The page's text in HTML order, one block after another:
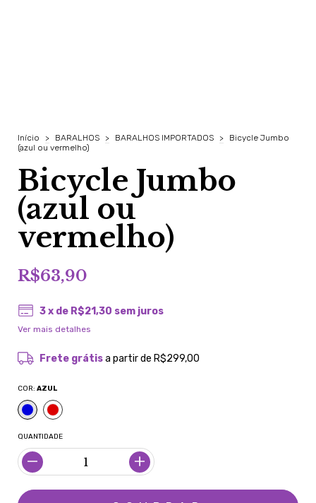
Início > BARALHOS > BARALHOS IMPORTADOS >
Bicycle Jumbo
(azul ou vermelho)
Bicycle Jumbo
(azul ou
vermelho)
R$63,90
3x de R$21,30 sem juros
Ver mais detalhes
Frete grátisa partir de R$299,00
COR: AZUL
QUANTIDADE